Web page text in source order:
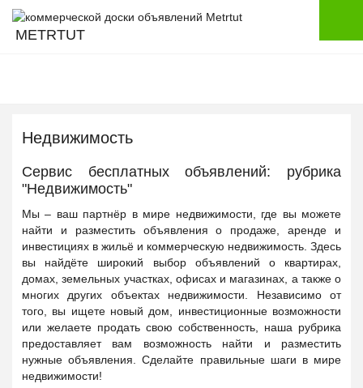
METRTUT
Недвижимость
Сервис бесплатных объявлений: рубрика
"Недвижимость"
Мы – ваш партнёр в мире недвижимости, где вы можете
найти и разместить объявления о продаже, аренде и
инвестициях в жильё и коммерческую недвижимость. Здесь
вы найдёте широкий выбор объявлений о квартирах,
домах, земельных участках, офисах и магазинах, а также о
многих других объектах недвижимости. Независимо от
того, вы ищете новый дом, инвестиционные возможности
или желаете продать свою собственность, наша рубрика
предоставляет вам возможность найти и разместить
нужные объявления. Сделайте правильные шаги в мире
недвижимости!